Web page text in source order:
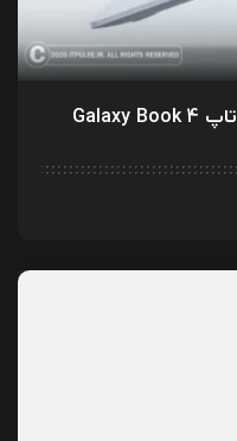
شارژدهی خیره‌کننده؛ معرفی لپ‌تاپ Galaxy Book 4